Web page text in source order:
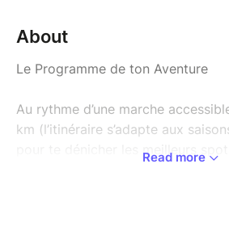
About
Le Programme de ton Aventure
Au rythme d’une marche
km (l’itinéraire s’adapte aux
pour te dénicher les meilleurs
Read more